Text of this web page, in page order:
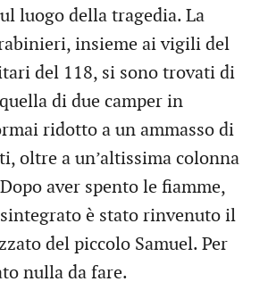
luogo della tragedia. La
insieme ai vigili del
del 118, si sono trovati di
di due camper in
ridotto a un ammasso di
oltre a un’altissima colonna
aver spento le fiamme,
è stato rinvenuto il
del piccolo Samuel. Per
nulla da fare.